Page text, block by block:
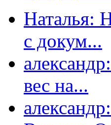
Наталья:
с докум...
вес на...